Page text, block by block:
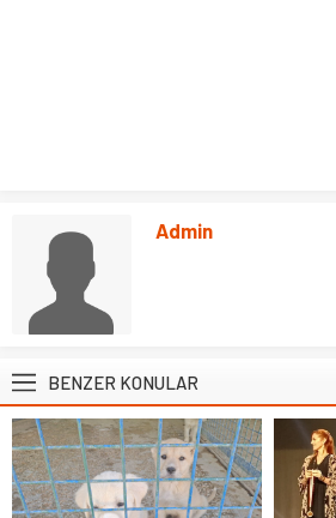
Admin
BENZER KONULAR